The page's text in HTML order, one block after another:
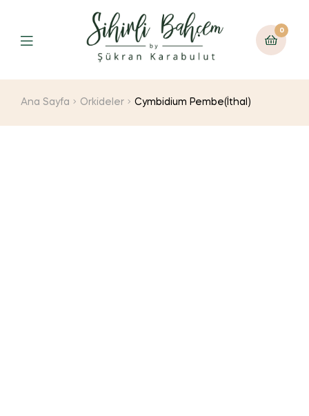
0
Ana Sayfa Orkideler Cymbidium Pembe(İthal)